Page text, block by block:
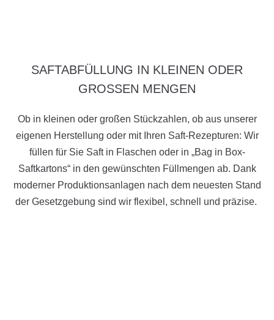
SAFTABFÜLLUNG IN KLEINEN ODER
GROSSEN MENGEN
Ob in kleinen oder großen Stückzahlen, ob aus unserer
eigenen Herstellung oder mit Ihren Saft-Rezepturen: Wir
füllen für Sie Saft in Flaschen oder in „Bag in Box-
Saftkartons“ in den gewünschten Füllmengen ab. Dank
moderner Produktionsanlagen nach dem neuesten Stand
der Gesetzgebung sind wir flexibel, schnell und präzise.